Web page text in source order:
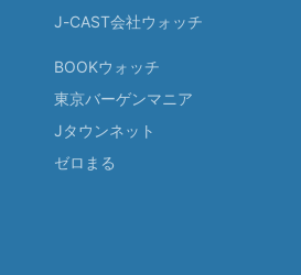
J-CAST会社ウォッチ
BOOKウォッチ
東京バーゲンマニア
Jタウンネット
ゼロまる